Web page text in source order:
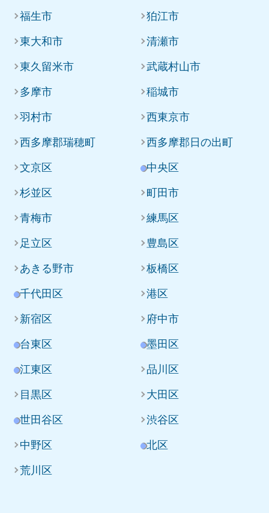
福生市 狛江市
東大和市 清瀬市
東久留米市 武蔵村山市
多摩市 稲城市
羽村市 西東京市
西多摩郡瑞穂町 西多摩郡日の出町
文京区 中央区
杉並区 町田市
青梅市 練馬区
足立区 豊島区
あきる野市 板橋区
千代田区 港区
新宿区 府中市
台東区 墨田区
江東区 品川区
目黒区 大田区
世田谷区 渋谷区
中野区 北区
荒川区